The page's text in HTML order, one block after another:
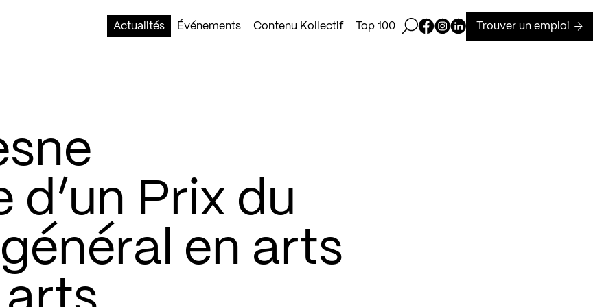
Actualités
Événements Contenu Kollectif Top 100 Ouvrir la barre de recherche
Page Facebook de Kollectif
Page Instagram de Kollectif
Page Linkedin de Kollectif
Trouver un emploi
Prix du
en arts